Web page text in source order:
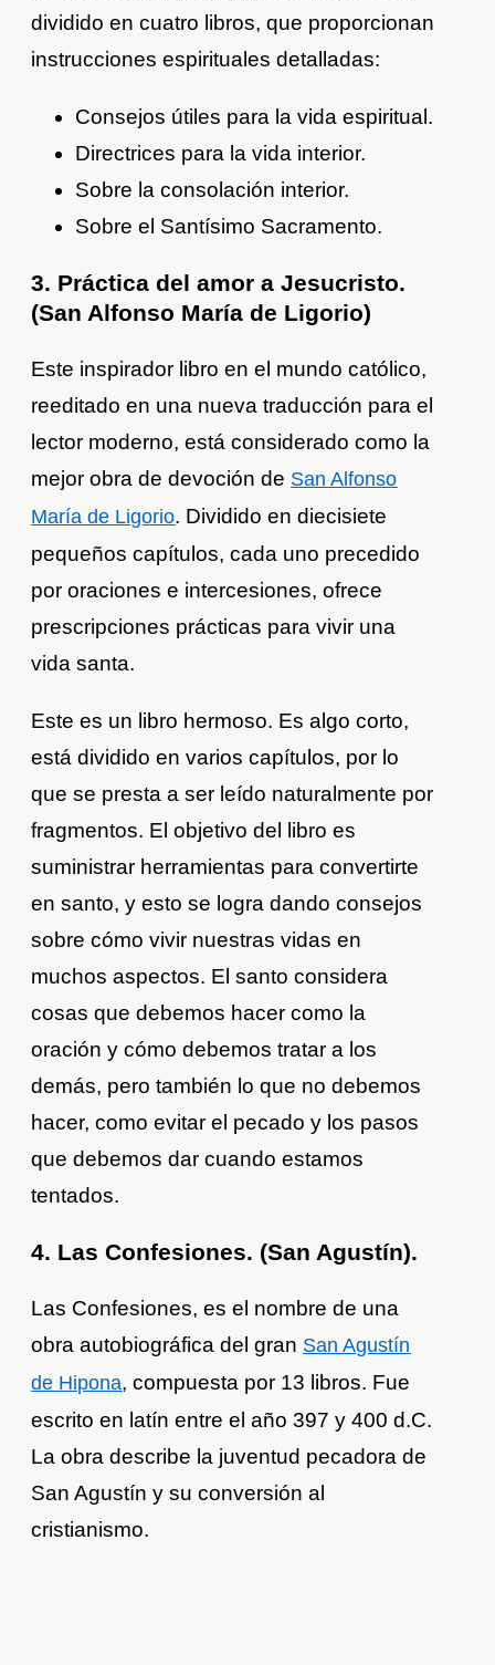
dividido en cuatro libros, que proporcionan
instrucciones espirituales detalladas:
Consejos útiles para la vida espiritual.
Directrices para la vida interior.
Sobre la consolación interior.
Sobre el Santísimo Sacramento.
3. Práctica del amor a Jesucristo.
(San Alfonso María de Ligorio)
Este inspirador libro en el mundo católico,
reeditado en una nueva traducción para el
lector moderno, está considerado como la
mejor obra de devoción de San Alfonso
María de Ligorio. Dividido en diecisiete
pequeños capítulos, cada uno precedido
por oraciones e intercesiones, ofrece
prescripciones prácticas para vivir una
vida santa.
Este es un libro hermoso. Es algo corto,
está dividido en varios capítulos, por lo
que se presta a ser leído naturalmente por
fragmentos. El objetivo del libro es
suministrar herramientas para convertirte
en santo, y esto se logra dando consejos
sobre cómo vivir nuestras vidas en
muchos aspectos. El santo considera
cosas que debemos hacer como la
oración y cómo debemos tratar a los
demás, pero también lo que no debemos
hacer, como evitar el pecado y los pasos
que debemos dar cuando estamos
tentados.
4. Las Confesiones. (San Agustín).
Las Confesiones, es el nombre de una
obra autobiográfica del gran San Agustín
de Hipona, compuesta por 13 libros. Fue
escrito en latín entre el año 397 y 400 d.C.
La obra describe la juventud pecadora de
San Agustín y su conversión al
cristianismo.